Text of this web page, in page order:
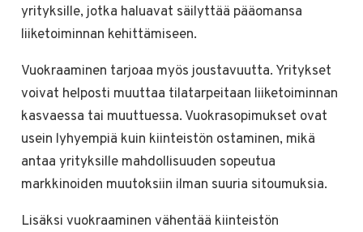
yrityksille, jotka haluavat säilyttää pääomansa
liiketoiminnan kehittämiseen.
Vuokraaminen tarjoaa myös joustavuutta. Yritykset
voivat helposti muuttaa tilatarpeitaan liiketoiminnan
kasvaessa tai muuttuessa. Vuokrasopimukset ovat
usein lyhyempiä kuin kiinteistön ostaminen, mikä
antaa yrityksille mahdollisuuden sopeutua
markkinoiden muutoksiin ilman suuria sitoumuksia.
Lisäksi vuokraaminen vähentää kiinteistön